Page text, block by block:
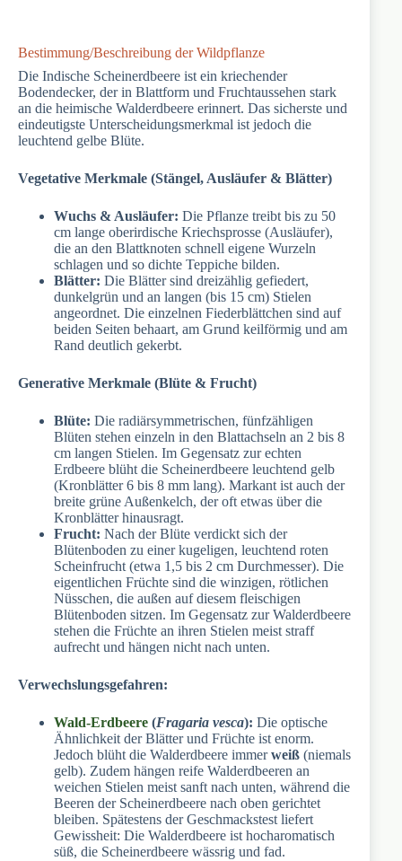
Bestimmung/Beschreibung der Wildpflanze
Die Indische Scheinerdbeere ist ein kriechender
Bodendecker, der in Blattform und Fruchtaussehen stark
an die heimische Walderdbeere erinnert. Das sicherste und
eindeutigste Unterscheidungsmerkmal ist jedoch die
leuchtend gelbe Blüte.
Vegetative Merkmale (Stängel, Ausläufer & Blätter)
Wuchs & Ausläufer: Die Pflanze treibt bis zu 50
cm lange oberirdische Kriechsprosse (Ausläufer),
die an den Blattknoten schnell eigene Wurzeln
schlagen und so dichte Teppiche bilden.
Blätter: Die Blätter sind dreizählig gefiedert,
dunkelgrün und an langen (bis 15 cm) Stielen
angeordnet. Die einzelnen Fiederblättchen sind auf
beiden Seiten behaart, am Grund keilförmig und am
Rand deutlich gekerbt.
Generative Merkmale (Blüte & Frucht)
Blüte: Die radiärsymmetrischen, fünfzähligen
Blüten stehen einzeln in den Blattachseln an 2 bis 8
cm langen Stielen. Im Gegensatz zur echten
Erdbeere blüht die Scheinerdbeere leuchtend gelb
(Kronblätter 6 bis 8 mm lang). Markant ist auch der
breite grüne Außenkelch, der oft etwas über die
Kronblätter hinausragt.
Frucht: Nach der Blüte verdickt sich der
Blütenboden zu einer kugeligen, leuchtend roten
Scheinfrucht (etwa 1,5 bis 2 cm Durchmesser). Die
eigentlichen Früchte sind die winzigen, rötlichen
Nüsschen, die außen auf diesem fleischigen
Blütenboden sitzen. Im Gegensatz zur Walderdbeere
stehen die Früchte an ihren Stielen meist straff
aufrecht und hängen nicht nach unten.
Verwechslungsgefahren:
Wald-Erdbeere (Fragaria vesca): Die optische
Ähnlichkeit der Blätter und Früchte ist enorm.
Jedoch blüht die Walderdbeere immerweiß (niemals
gelb). Zudem hängen reife Walderdbeeren an
weichen Stielen meist sanft nach unten, während die
Beeren der Scheinerdbeere nach oben gerichtet
bleiben. Spätestens der Geschmackstest liefert
Gewissheit: Die Walderdbeere ist hocharomatisch
süß, die Scheinerdbeere wässrig und fad.